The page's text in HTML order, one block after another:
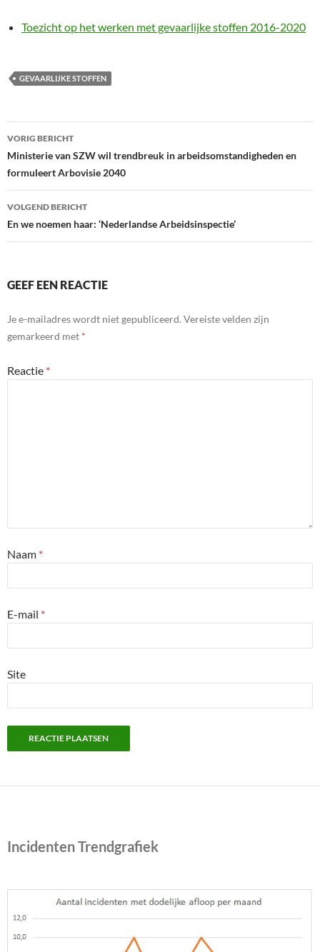
Toezicht op het werken met gevaarlijke stoffen 2016-2020
GEVAARLIJKE STOFFEN
Bericht
navigatie
VORIG BERICHT
Ministerie van SZW wil trendbreuk in arbeidsomstandigheden en
formuleert Arbovisie 2040
VOLGEND BERICHT
En we noemen haar: ‘Nederlandse Arbeidsinspectie’
GEEF EEN REACTIE
Je e-mailadres wordt niet gepubliceerd. Vereiste velden zijn
gemarkeerd met *
Reactie *
Naam *
E-mail *
Site
Incidenten Trendgrafiek